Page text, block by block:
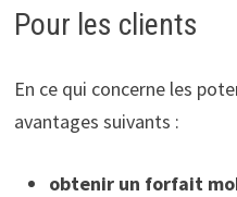
Pour les clients
En ce qui concerne les
avantages suivants :
obtenir un forfait